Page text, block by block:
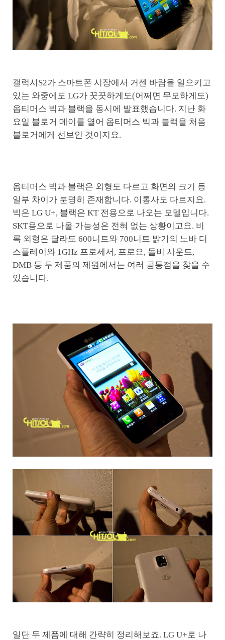
갤럭시S2가 스마트폰 시장에서 거센 바람을 일으키고
있는 와중에도 LG가 꿋꿋하게도(어쩌면 무모하게도)
옵티머스 빅과 블랙을 동시에 발표했습니다. 지난 화
요일 블로거 데이를 열어 옵티머스 빅과 블랙을 처음
블로거에게 선보인 것이지요.
옵티머스 빅과 블랙은 외형도 다르고 화면의 크기 등
일부 차이가 분명히 존재합니다. 이통사도 다르지요.
빅은 LG U+, 블랙은 KT 전용으로 나오는 모델입니다.
SKT용으로 나올 가능성은 전혀 없는 상황이고요. 비
록 외형은 달라도 600니트와 700니트 밝기의 노바 디
스플레이와 1GHz 프로세서, 프로요, 돌비 사운드,
DMB 등 두 제품의 제원에서는 여러 공통점을 찾을 수
있습니다.
일단 두 제품에 대해 간략히 정리해보죠. LG U+로 나